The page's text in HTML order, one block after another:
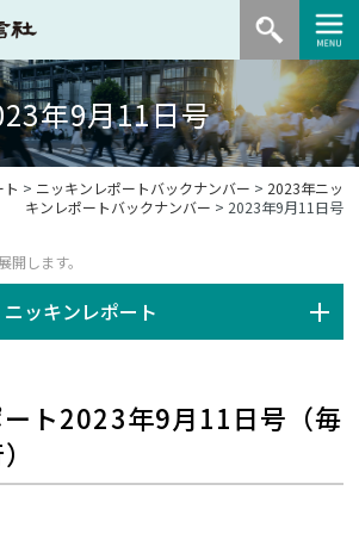
年9月11日号
> ニッキンレポートバックナンバー > 2023年ニッ
キンレポートバックナンバー > 2023年9月11日号
ニッキンレポート
ト2023年9月11日号（毎